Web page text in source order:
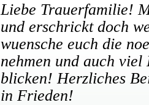
Liebe Trauerfamilie!
und erschrickt doch
wuensche euch die
nehmen und auch
blicken! Herzliches
in Frieden!